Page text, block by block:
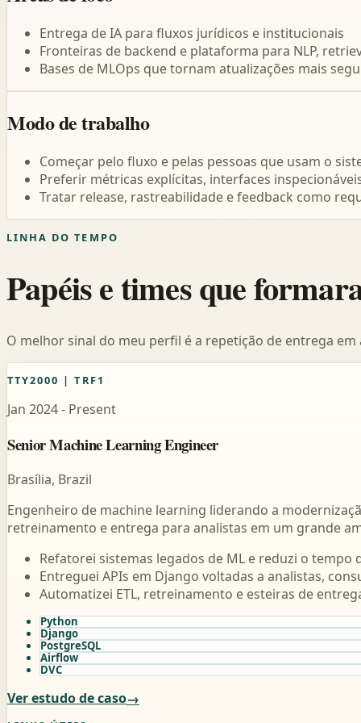
Entrega de IA para fluxos jurídicos e institucionais
Fronteiras de backend e plataforma para NLP,
Bases de MLOps que tornam atualizações mais
Modo de trabalho
Começar pelo fluxo e pelas pessoas que usam o
Preferir métricas explícitas, interfaces
Tratar release, rastreabilidade e feedback como
LINHA DO TEMPO
Papéis e times que
O melhor sinal do meu perfil é a repetição de entrega
TTY2000 | TRF1
Jan 2024 - Present
Senior Machine Learning Engineer
Brasília, Brazil
Engenheiro de machine learning liderando a
retreinamento e entrega para analistas em um grande
Refatorei sistemas legados de ML e reduzi o tempo
Entreguei APIs em Django voltadas a analistas,
Automatizei ETL, retreinamento e esteiras de
Python
Django
PostgreSQL
Airflow
DVC
Ver estudo de caso